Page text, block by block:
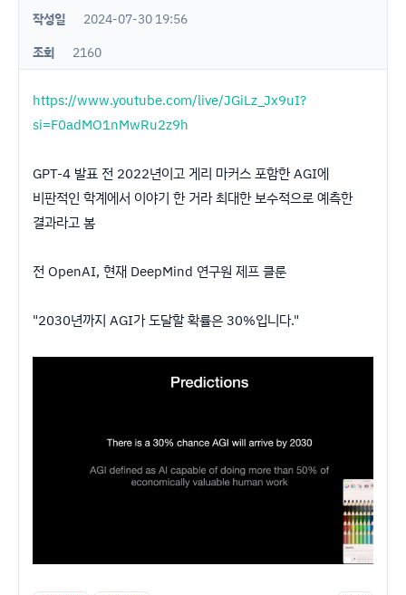
작성일
2024-07-30 19:56
조회
2160
https://www.youtube.com/live/JGiLz_Jx9uI?
si=F0adMO1nMwRu2z9h
GPT-4 발표 전 2022년이고 게리 마커스 포함한 AGI에
비판적인 학계에서 이야기 한 거라 최대한 보수적으로 예측한
결과라고 봄
전 OpenAI, 현재 DeepMind 연구원 제프 클룬
"2030년까지 AGI가 도달할 확률은 30%입니다."